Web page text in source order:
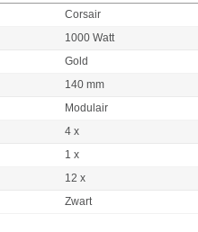
Corsair
1000 Watt
Gold
140 mm
Modulair
4 x
1 x
12 x
Zwart